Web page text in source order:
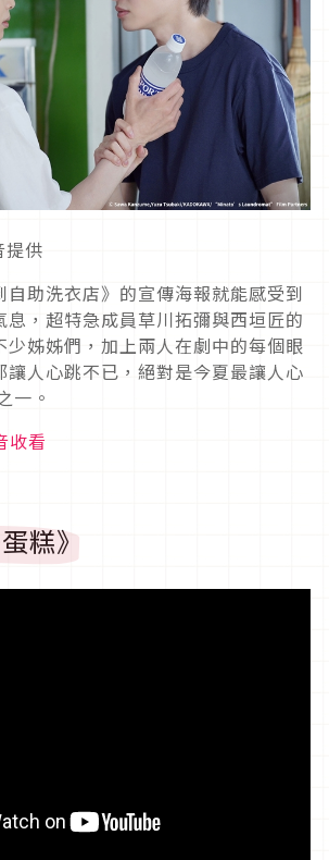
供
自助洗衣店》的宣傳海報就能感受到
息，超特急成員草川拓彌與西垣匠的
少姊姊們，加上兩人在劇中的每個眼
讓人心跳不已，絕對是今夏最讓人心
一。
收看
糕》